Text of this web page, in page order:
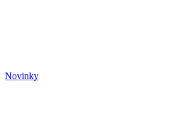
Novinky